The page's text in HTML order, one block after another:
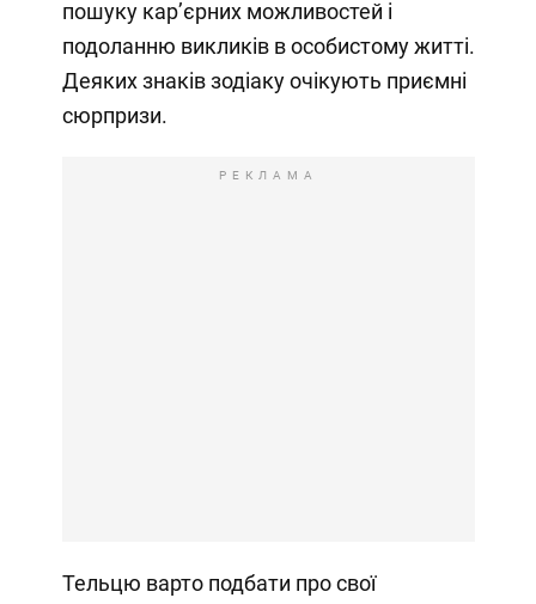
пошуку кар’єрних можливостей і
подоланню викликів в особистому житті.
Деяких знаків зодіаку очікують приємні
сюрпризи.
РЕКЛАМА
Тельцю варто подбати про свої